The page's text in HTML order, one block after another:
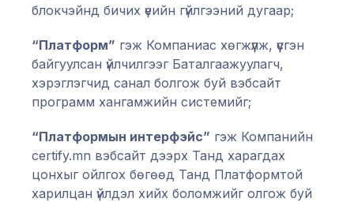
блокчэйнд бичих үеийн гүйлгээний дугаар;
“Платформ” гэж Компаниас хөгжүүлж, үүсгэн
байгуулсан үйлчилгээг Баталгаажуулагч,
хэрэглэгчид санал болгож буй вэбсайт
программ хангамжийн системийг;
“Платформын интерфэйс” гэж Компанийн
certify.mn вэбсайт дээрх Танд харагдах
цонхыг ойлгох бөгөөд Танд Платформтой
харилцан үйлдэл хийх боломжийг олгож буй